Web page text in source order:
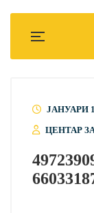
ЈАНУАРИ
ЦЕНТАР